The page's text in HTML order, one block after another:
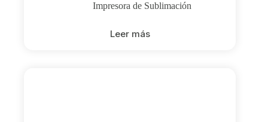
Impresora de Sublimación
Leer más